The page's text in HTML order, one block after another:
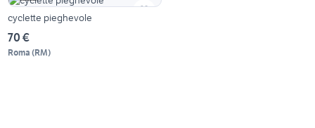
cyclette pieghevole
70 €
Roma (RM)